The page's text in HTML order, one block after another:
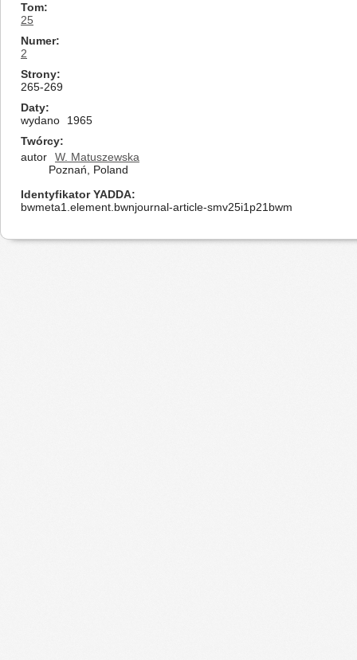
Tom
25
Numer
2
Strony
265-269
Daty
wydano
1965
Twórcy
autor
W. Matuszewska
Poznań, Poland
Identyfikator YADDA
bwmeta1.element.bwnjournal-article-smv25i1p21bwm